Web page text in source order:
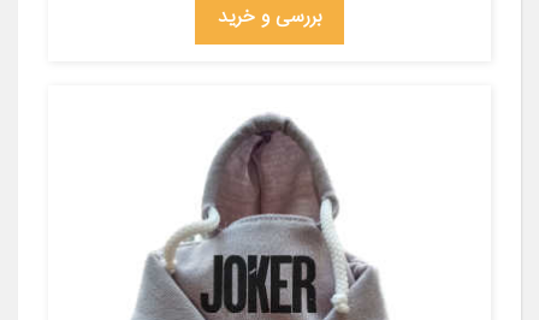
بررسی و خرید